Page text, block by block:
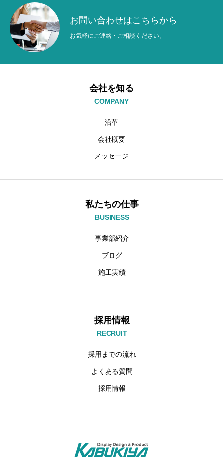
お問い合わせはこちらから
お気軽にご連絡・ご相談ください。
会社を知る
COMPANY
沿革
会社概要
メッセージ
私たちの仕事
BUSINESS
事業部紹介
ブログ
施工実績
採用情報
RECRUIT
採用までの流れ
よくある質問
採用情報